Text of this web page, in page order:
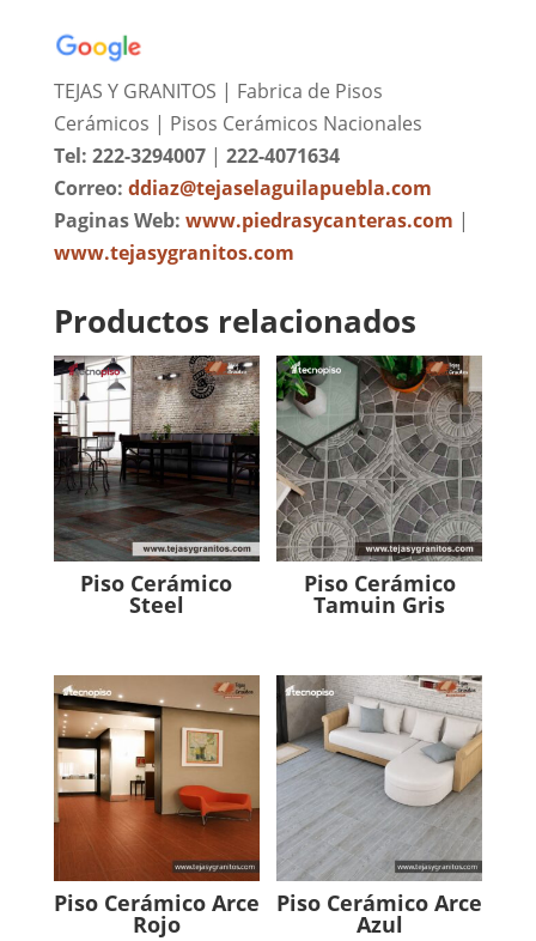
TEJAS Y GRANITOS | Fabrica de Pisos
Cerámicos | Pisos Cerámicos Nacionales
Tel: 222-3294007| 222-4071634
Correo: ddiaz@tejaselaguilapuebla.com
Paginas Web: www.piedrasycanteras.com |
www.tejasygranitos.com
Productos relacionados
Piso Cerámico
Steel
Piso Cerámico
Tamuin Gris
Piso Cerámico Arce
Rojo
Piso Cerámico Arce
Azul